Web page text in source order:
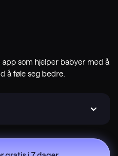
som hjelper babyer med å
å føle seg bedre.